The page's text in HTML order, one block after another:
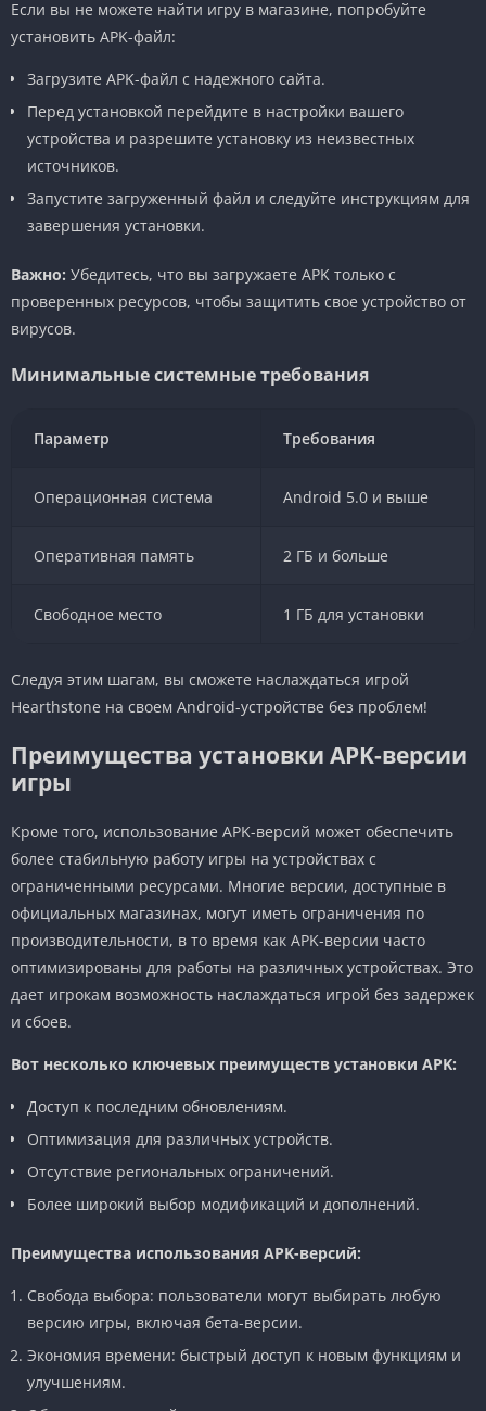
Если вы не можете найти игру в магазине, попробуйте
установить APK-файл:
Загрузите APK-файл с надежного сайта.
Перед установкой перейдите в настройки вашего
устройства и разрешите установку из неизвестных
источников.
Запустите загруженный файл и следуйте инструкциям для
завершения установки.
Важно: Убедитесь, что вы загружаете APK только с
проверенных ресурсов, чтобы защитить свое устройство от
вирусов.
Минимальные системные требования
Параметр Требования
Операционная система Android 5.0 и выше
Оперативная память 2 ГБ и больше
Свободное место 1 ГБ для установки
Следуя этим шагам, вы сможете наслаждаться игрой
Hearthstone на своем Android-устройстве без проблем!
Преимущества установки APK-версии
игры
Кроме того, использование APK-версий может обеспечить
более стабильную работу игры на устройствах с
ограниченными ресурсами. Многие версии, доступные в
официальных магазинах, могут иметь ограничения по
производительности, в то время как APK-версии часто
оптимизированы для работы на различных устройствах. Это
дает игрокам возможность наслаждаться игрой без задержек
и сбоев.
Вот несколько ключевых преимуществ установки APK:
Доступ к последним обновлениям.
Оптимизация для различных устройств.
Отсутствие региональных ограничений.
Более широкий выбор модификаций и дополнений.
Преимущества использования APK-версий:
Свобода выбора: пользователи могут выбирать любую
версию игры, включая бета-версии.
Экономия времени: быстрый доступ к новым функциям и
улучшениям.